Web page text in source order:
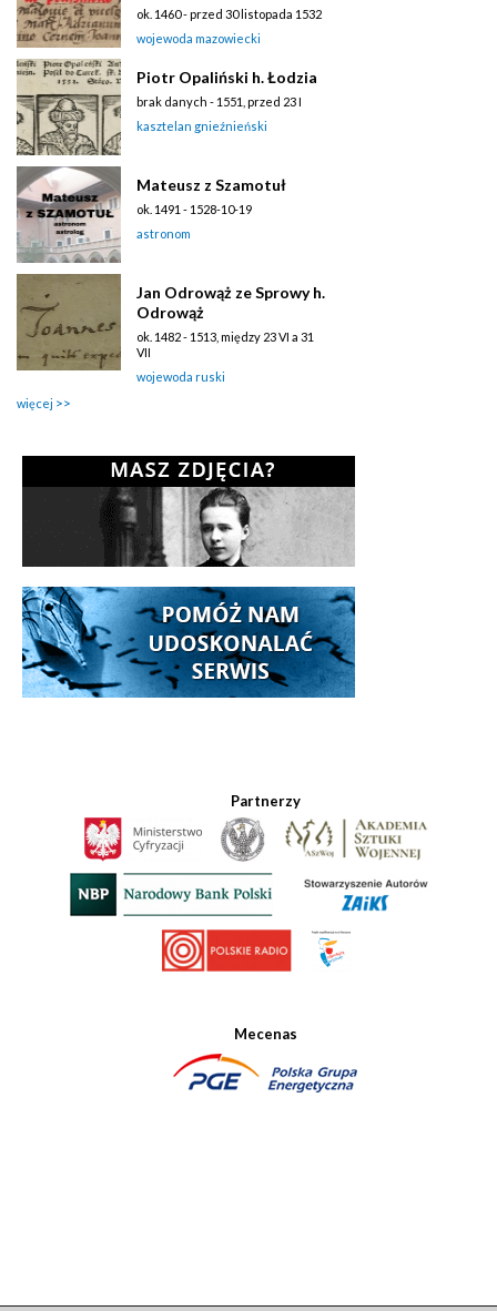
ok. 1460 - przed 30 listopada 1532
wojewoda mazowiecki
Piotr Opaliński h. Łodzia
brak danych - 1551, przed 23 I
kasztelan gnieźnieński
Mateusz z Szamotuł
ok. 1491 - 1528-10-19
astronom
Jan Odrowąż ze Sprowy h.
Odrowąż
ok. 1482 - 1513, między 23 VI a 31
VII
wojewoda ruski
więcej
Partnerzy
Mecenas